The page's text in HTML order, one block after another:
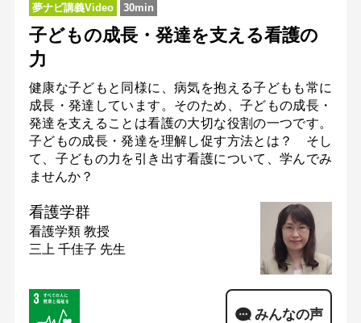
夢ナビ講義Video 30min
子どもの成長・発達を支える看護の
力
健康な子どもと同様に、病気を抱える子どもも常に
成長・発達しています。そのため、子どもの成長・
発達を支えることは看護の大切な役割の一つです。
子どもの成長・発達を理解し促す方法とは？ そし
て、子どもの力を引き出す看護について、学んでみ
ませんか？
看護学群
看護学類 教授
三上 千佳子 先生
みんなの声